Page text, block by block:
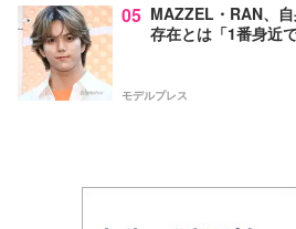
05 MAZZEL・RAN、
存在とは「1番身近
モデルプレス